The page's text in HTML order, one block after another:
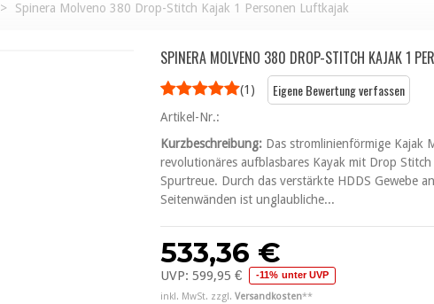
> Spinera Molveno 380 Drop-Stitch Kajak 1 Personen Luftkajak
SPINERA MOLVENO 380 DROP-STITCH KAJAK 1
(1 ) Eigene Bewertung verfassen
Artikel-Nr.:
Kurzbeschreibung: Das stromlinienförmige Kajak
revolutionäres aufblasbares Kayak mit Drop
Spurtreue. Durch das verstärkte HDDS Gewebe
Seitenwänden ist unglaubliche...
533,36 €
UVP: 599,95 € -11% unter UVP
inkl. MwSt. zzgl. Versandkosten**